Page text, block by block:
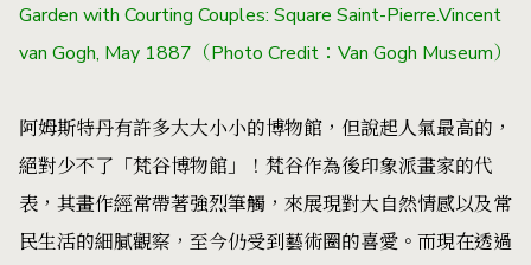
Garden with Courting Couples: Square Saint-Pierre.Vincent
van Gogh, May 1887（Photo Credit：Van Gogh Museum）
阿姆斯特丹有許多大大小小的博物館，但說起人氣最高的，
絕對少不了「梵谷博物館」！梵谷作為後印象派畫家的代
表，其畫作經常帶著強烈筆觸，來展現對大自然情感以及常
民生活的細膩觀察，至今仍受到藝術圈的喜愛。而現在透過